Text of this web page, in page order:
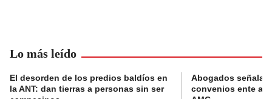
Lo más leído
El desorden de los predios baldíos en
la ANT: dan tierras a personas sin ser
Abogados
convenios ente